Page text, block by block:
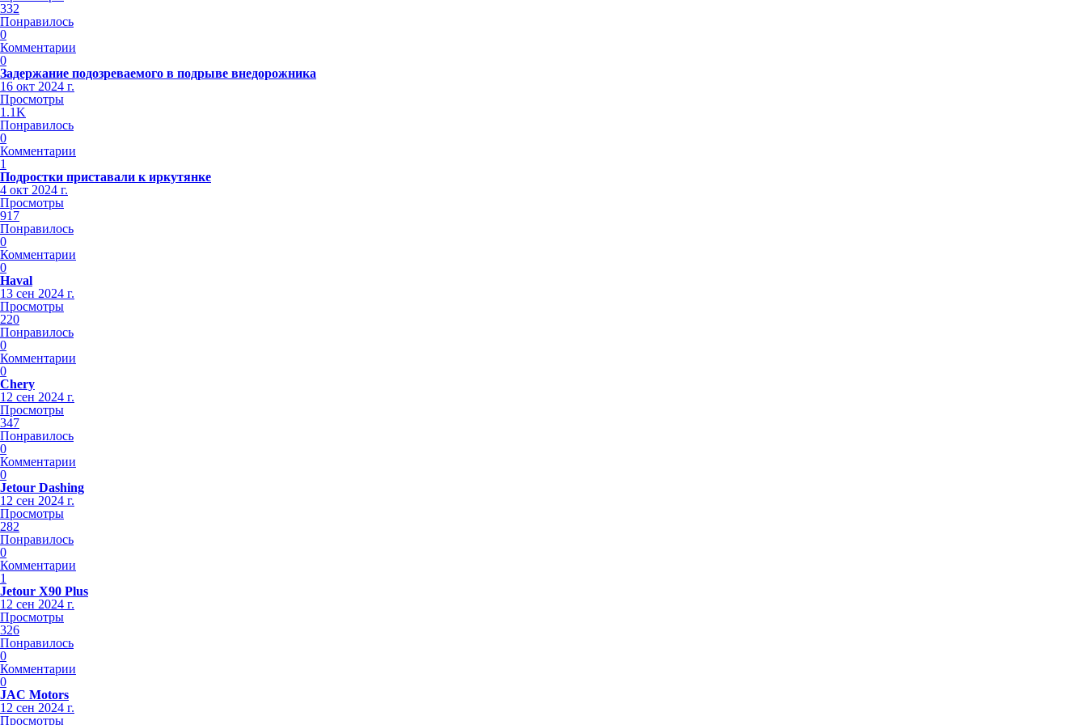
332
Понравилось
0
Комментарии
0
Задержание подозреваемого в подрыве внедорожника
16 окт 2024 г.
Просмотры
1.1K
Понравилось
0
Комментарии
1
Подростки приставали к иркутянке
4 окт 2024 г.
Просмотры
917
Понравилось
0
Комментарии
0
Haval
13 сен 2024 г.
Просмотры
220
Понравилось
0
Комментарии
0
Chery
12 сен 2024 г.
Просмотры
347
Понравилось
0
Комментарии
0
Jetour Dashing
12 сен 2024 г.
Просмотры
282
Понравилось
0
Комментарии
1
Jetour X90 Plus
12 сен 2024 г.
Просмотры
326
Понравилось
0
Комментарии
0
JAC Motors
12 сен 2024 г.
Просмотры